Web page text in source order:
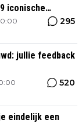
iconische
295
jullie feedback
520
eindelijk een